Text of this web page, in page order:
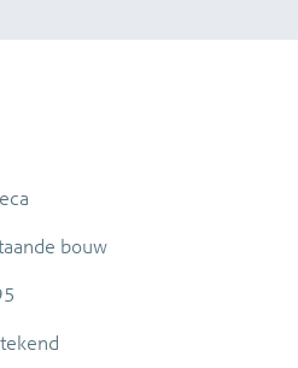
500m2 aan ruime gangen
bouw